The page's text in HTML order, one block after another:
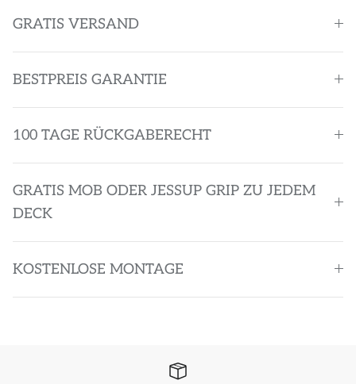
GRATIS VERSAND
BESTPREIS GARANTIE
100 TAGE RÜCKGABERECHT
GRATIS MOB ODER JESSUP GRIP ZU JEDEM
DECK
KOSTENLOSE MONTAGE